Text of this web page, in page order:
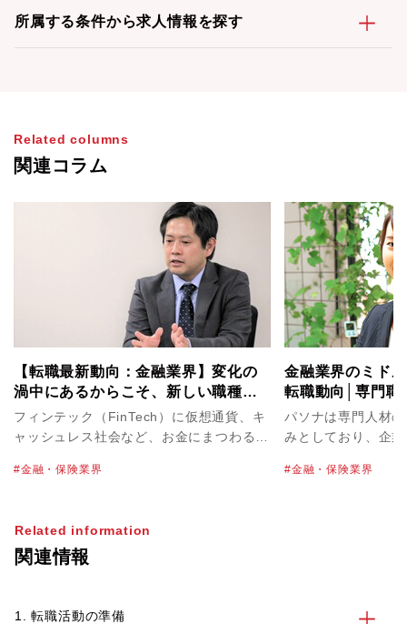
所属する条件から求人情報を探す
Related columns
関連コラム
【転職最新動向：金融業界】変化の
渦中にあるからこそ、新しい職種・
ポジションを生み出せるチャンス
フィンテック（FinTech）に仮想通貨、キ
ャッシュレス社会など、お金にまつわる新
られています。その一方で、メガバンクの
界。業界全体の動向や、転職市場はどのよ
うな状況なのでしょうか。自身も証券会社
ア キャリアアドバイザーの新垣に話を聞
金融・保険業界
金融業界のミド
転職動向│専門職
パソナは専門人材
みとしており、企
イントで求職者の
金融・保険業界
Related information
関連情報
1. 転職活動の準備